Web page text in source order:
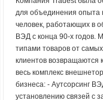
для объединения опыта
человек, работающих в
ВЭД с конца 90-х
типами товаров от
клиентов возвращаются
весь комплекс
бизнеса: - Аутсорсинг
установлению связей с